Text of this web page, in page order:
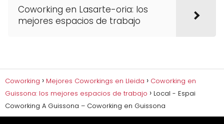
Coworking en Lasarte-oria: los
mejores espacios de trabajo
Coworking Mejores Coworkings en Lleida
Coworking en
Guissona: los mejores espacios de trabajo
Local - Espai
Coworking A Guissona – Coworking en Guissona